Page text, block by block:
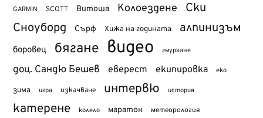
GARMIN SCOTT Витоша Колоездене Ски
Сноуборд Сърф Хижа на годината алпинизъм
боровец бягане видео гмуркане
доц. Сандю Бешев еверест екипировка еко
зима игра изкачване интервю история
катерене колело маратон метеорология